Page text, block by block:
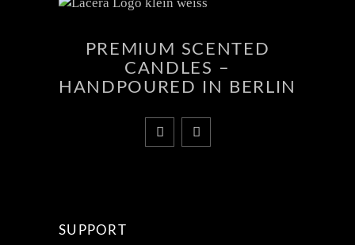
PREMIUM SCENTED
CANDLES –
HANDPOURED IN BERLIN
SUPPORT